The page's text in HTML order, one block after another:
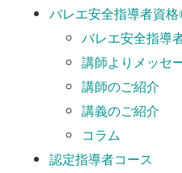
バレエ安全指導者資
バレエ安全指導
講師よりメッセ
講師のご紹介
講義のご紹介
コラム
認定指導者コース